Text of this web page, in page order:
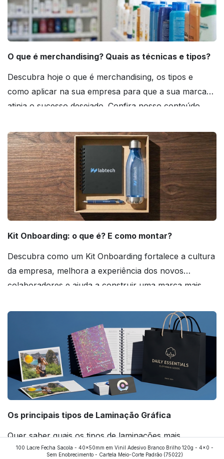
O que é merchandising? Quais as técnicas e tipos?
Descubra hoje o que é merchandising, os tipos e
como aplicar na sua empresa para que a sua marca
atinja o sucesso desejado. Confira nosso conteúdo
Kit Onboarding: o que é? E como montar?
Descubra como um Kit Onboarding fortalece a cultura
da empresa, melhora a experiência dos novos
colaboradores e ajuda a construir uma marca mais
Os principais tipos de Laminação Gráfica
Quer saber quais os tipos de laminações mais
aplicados nos impressos da gráfica FuturaIM? Então,
100 Lacre Fecha Sacola - 40x50mm em Vinil Adesivo Branco Brilho 120g - 4x0 -
Sem Enobrecimento - Cartela Meio-Corte Padrão(75022)